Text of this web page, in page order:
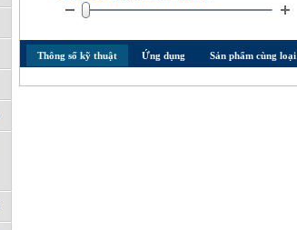
Thông số kỹ thuật Ứng dụng Sản phẩm cùng loại